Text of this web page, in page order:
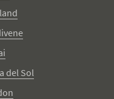
del Sol